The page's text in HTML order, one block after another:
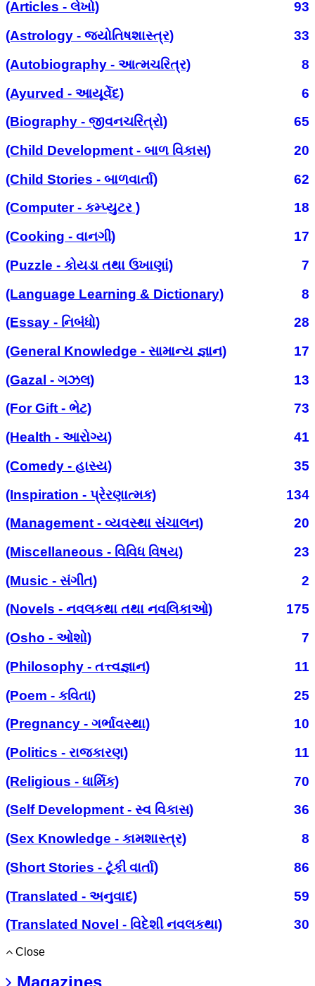
(Articles - લેખો)
93
(Astrology - જ્યોતિષશાસ્ત્ર)
33
(Autobiography - આત્મચરિત્ર)
8
(Ayurved - આયૂર્વેદ)
6
(Biography - જીવનચરિત્રો)
65
(Child Development - બાળ વિકાસ)
20
(Child Stories - બાળવાર્તા)
62
(Computer - કમ્પ્યુટર )
18
(Cooking - વાનગી)
17
(Puzzle - કોયડા તથા ઉખાણાં)
7
(Language Learning & Dictionary)
8
(Essay - નિબંધો)
28
(General Knowledge - સામાન્ય જ્ઞાન)
17
(Gazal - ગઝલ)
13
(For Gift - ભેટ)
73
(Health - આરોગ્ય)
41
(Comedy - હાસ્ય)
35
(Inspiration - પ્રેરણાત્મક)
134
(Management - વ્યવસ્થા સંચાલન)
20
(Miscellaneous - વિવિધ વિષય)
23
(Music - સંગીત)
2
(Novels - નવલકથા તથા નવલિકાઓ)
175
(Osho - ઓશો)
7
(Philosophy - તત્ત્વજ્ઞાન)
11
(Poem - કવિતા)
25
(Pregnancy - ગર્ભાવસ્થા)
10
(Politics - રાજકારણ)
11
(Religious - ધાર્મિક)
70
(Self Development - સ્વ વિકાસ)
36
(Sex Knowledge - કામશાસ્ત્ર)
8
(Short Stories - ટૂંકી વાર્તા)
86
(Translated - અનુવાદ)
59
(Translated Novel - વિદેશી નવલકથા)
30
Close
Magazines